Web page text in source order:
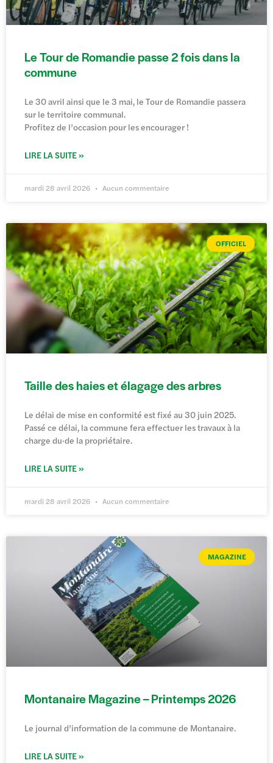
Le Tour de Romandie passe 2 fois dans la
commune
Le 30 avril ainsi que le 3 mai, le Tour de Romandie passera
sur le territoire communal.
Profitez de l’occasion pour les encourager !
LIRE LA SUITE »
mardi 28 avril 2026 Aucun commentaire
OFFICIEL
Taille des haies et élagage des arbres
Le délai de mise en conformité est fixé au 30 juin 2025.
Passé ce délai, la commune fera effectuer les travaux à la
charge du·de la propriétaire.
LIRE LA SUITE »
mardi 28 avril 2026 Aucun commentaire
MAGAZINE
Montanaire Magazine – Printemps 2026
Le journal d’information de la commune de Montanaire.
LIRE LA SUITE »